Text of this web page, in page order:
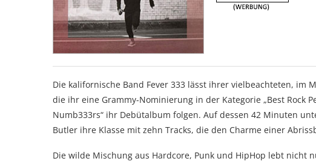
Die kalifornische Band Fever 333 lässt ihrer vielbeachteten, im
die ihr eine Grammy-Nominierung in der Kategorie „Best Rock
Numb333rs“ ihr Debütalbum folgen. Auf dessen 42 Minuten
Butler ihre Klasse mit zehn Tracks, die den Charme einer
Die wilde Mischung aus Hardcore, Punk und HipHop lebt nicht